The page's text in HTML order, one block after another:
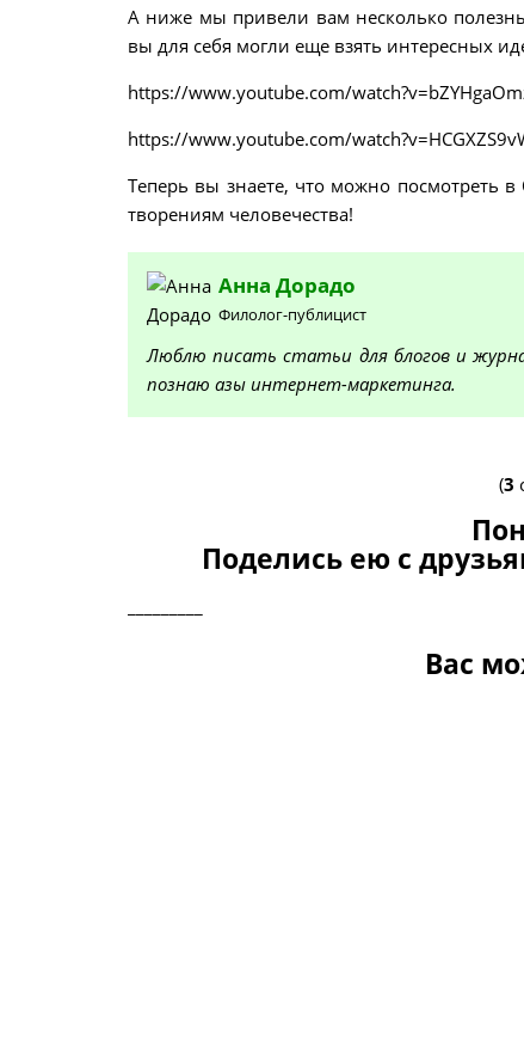
А ниже мы привели вам несколько
вы для себя могли еще взять интересных
https://www.youtube.com/
https://www.youtube.com/
Теперь вы знаете, что можно посмотреть
творениям человечества!
Анна Дорадо
Филолог-публицист
Люблю писать статьи для блогов и
познаю азы интернет-маркетинга.
(3
Поделись ею с
Вас